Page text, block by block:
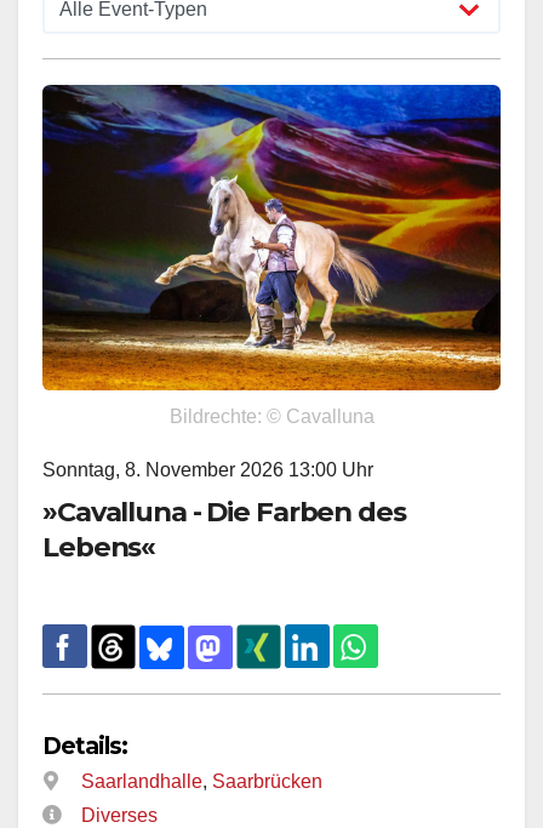
Bildrechte: © Cavalluna
Sonntag, 8. November 2026 13:00 Uhr
»Cavalluna - Die Farben des
Lebens«
Details:
Saarlandhalle, Saarbrücken
Diverses